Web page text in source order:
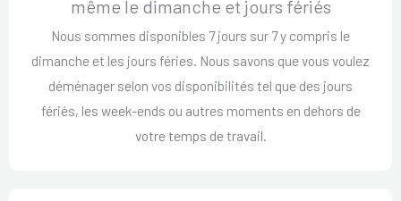
même le dimanche et jours fériés
Nous sommes disponibles 7 jours sur 7 y compris le
dimanche et les jours féries. Nous savons que vous voulez
déménager selon vos disponibilités tel que des jours
fériés, les week-ends ou autres moments en dehors de
votre temps de travail.